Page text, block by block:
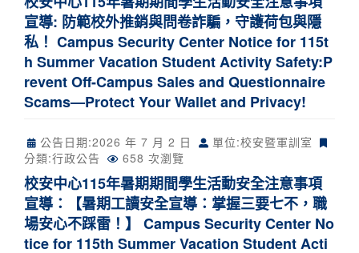
宣導: 防範校外推銷與問卷詐騙，守護荷包與隱
私！ Campus Security Center Notice for 115t
h Summer Vacation Student Activity Safety:P
revent Off-Campus Sales and Questionnaire
Scams—Protect Your Wallet and Privacy!
公告日期:2026 年 7 月 2 日
單位:校安暨軍訓室
分類:行政公告 658 次瀏覽
校安中心115年暑期期間學生活動安全注意事項
宣導：【暑期工讀安全宣導：掌握三要七不，職
場安心不踩雷！】 Campus Security Center No
tice for 115th Summer Vacation Student Acti